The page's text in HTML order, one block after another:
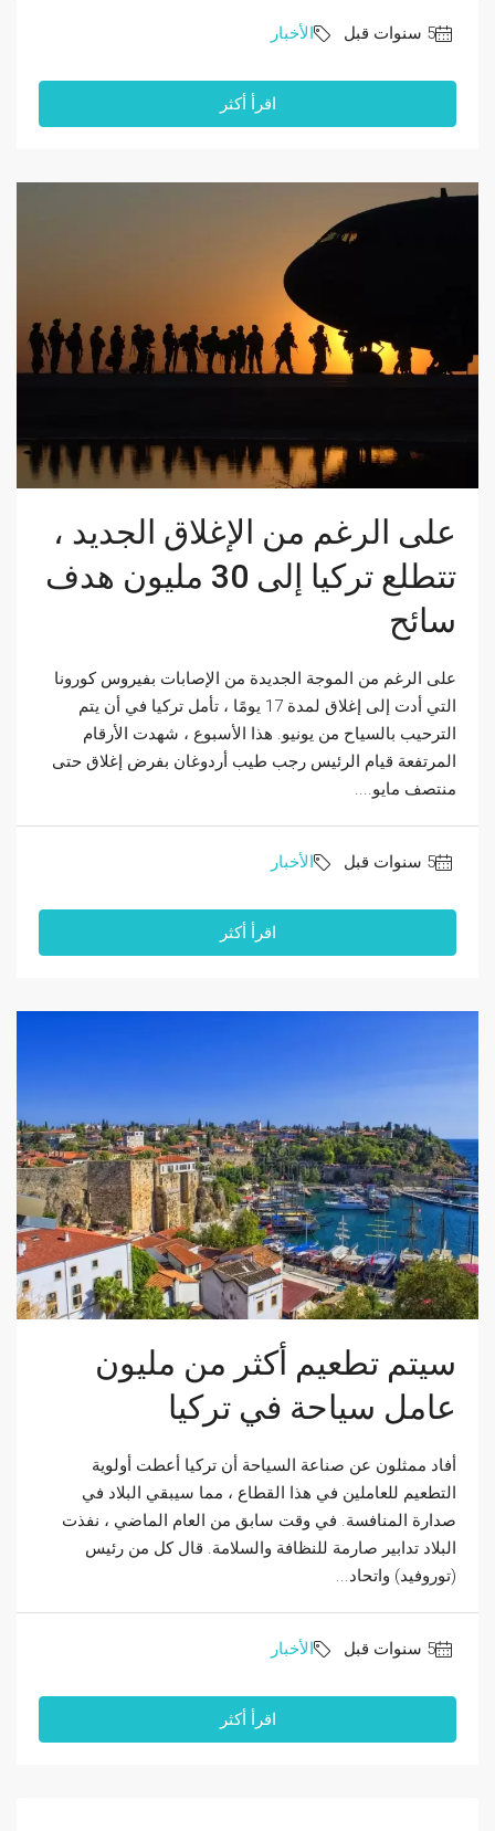
الأخبار
اقرأ أكثر
على الرغم من الإغلاق الجديد ،
تتطلع تركيا إلى 30 مليون هدف
سائح
على الرغم من الموجة الجديدة من الإصابات بفيروس كورونا
التي أدت إلى إغلاق لمدة 17 يومًا ، تأمل تركيا في أن يتم
الترحيب بالسياح من يونيو. هذا الأسبوع ، شهدت الأرقام
المرتفعة قيام الرئيس رجب طيب أردوغان بفرض إغلاق حتى
منتصف مايو....
الأخبار
اقرأ أكثر
سيتم تطعيم أكثر من مليون
عامل سياحة في تركيا
أفاد ممثلون عن صناعة السياحة أن تركيا أعطت أولوية
التطعيم للعاملين في هذا القطاع ، مما سيبقي البلاد في
صدارة المنافسة. في وقت سابق من العام الماضي ، نفذت
البلاد تدابير صارمة للنظافة والسلامة. قال كل من رئيس
(توروفيد) واتحاد...
الأخبار
اقرأ أكثر